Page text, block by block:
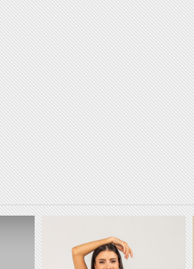
Nome
*
E-mail
*
Salvar meus dados neste navegador para a